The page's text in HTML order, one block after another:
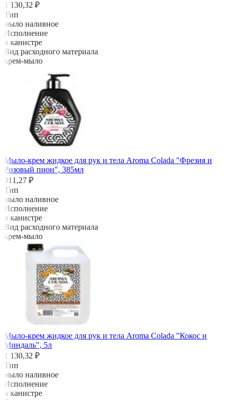
1 130,32 ₽
Тип
мыло наливное
Исполнение
в канистре
Вид расходного материала
крем-мыло
Мыло-крем жидкое для рук и тела Aroma Colada "Фрезия и
Розовый пион", 385мл
311,27 ₽
Тип
мыло наливное
Исполнение
в канистре
Вид расходного материала
крем-мыло
Мыло-крем жидкое для рук и тела Aroma Colada "Кокос и
Миндаль", 5л
1 130,32 ₽
Тип
мыло наливное
Исполнение
в канистре